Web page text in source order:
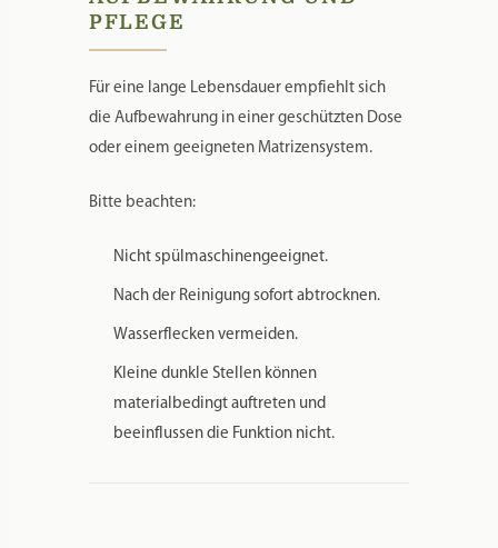
PFLEGE
Für eine lange Lebensdauer empfiehlt sich
die Aufbewahrung in einer geschützten Dose
oder einem geeigneten Matrizensystem.
Bitte beachten:
Nicht spülmaschinengeeignet.
Nach der Reinigung sofort abtrocknen.
Wasserflecken vermeiden.
Kleine dunkle Stellen können
materialbedingt auftreten und
beeinflussen die Funktion nicht.